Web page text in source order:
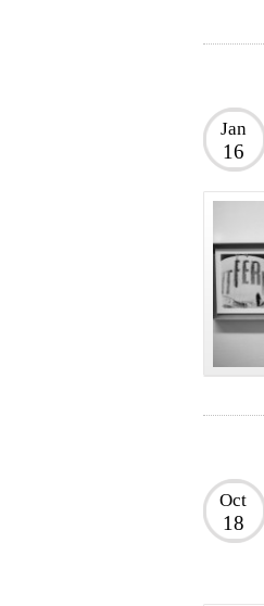
Jan
16
Oct
18